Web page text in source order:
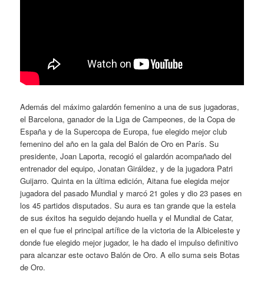
Además del máximo galardón femenino a una de sus jugadoras,
el Barcelona, ganador de la Liga de Campeones, de la Copa de
España y de la Supercopa de Europa, fue elegido mejor club
femenino del año en la gala del Balón de Oro en París. Su
presidente, Joan Laporta, recogió el galardón acompañado del
entrenador del equipo, Jonatan Giráldez, y de la jugadora Patri
Guijarro. Quinta en la última edición, Aitana fue elegida mejor
jugadora del pasado Mundial y marcó 21 goles y dio 23 pases en
los 45 partidos disputados. Su aura es tan grande que la estela
de sus éxitos ha seguido dejando huella y el Mundial de Catar,
en el que fue el principal artífice de la victoria de la Albiceleste y
donde fue elegido mejor jugador, le ha dado el impulso definitivo
para alcanzar este octavo Balón de Oro. A ello suma seis Botas
de Oro.